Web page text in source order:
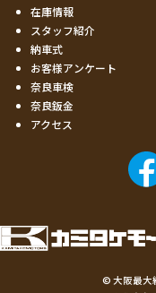
在庫情報
スタッフ紹介
納車式
お客様アンケート
奈良車検
奈良鈑金
アクセス
© 大阪最大